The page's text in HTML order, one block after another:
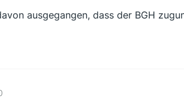
ausgegangen, dass der BGH